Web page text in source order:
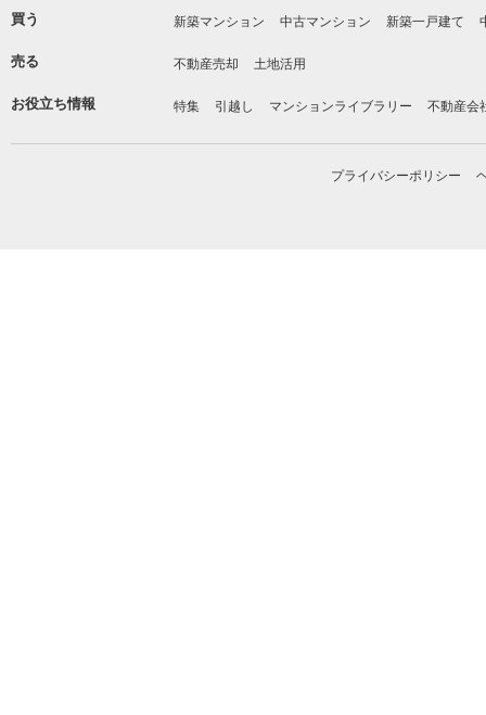
買う 新築マンション 中古マンション 新築一戸建て
売る 不動産売却 土地活用
お役立ち情報 特集 引越し マンションライブラリー 不動産会
プライバシーポリシー